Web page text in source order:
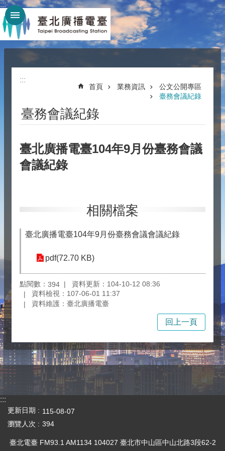
跳到主要內容區塊
:::
:::
首頁 業務資訊
公文公開專區
臺務會議紀錄
臺務會議紀錄
臺北廣播電臺104年9月份臺務會議
會議紀錄
相關檔案
臺北廣播電臺104年9月份臺務會議會議紀錄
pdf(72.70 KB)
點閱數： 394
資料更新：104-10-12 08:36
資料檢視：107-06-01 11:37
資料維護：臺北廣播電臺
回上一頁
:::
更新日期
115-08-07
瀏覽人次
394
臺北電臺 FM93.1 AM1134 104027 臺北市中山區中山北路3段62-2